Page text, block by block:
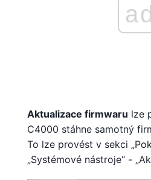
Aktualizace firmwaru lze
C4000 stáhne samotný
To lze provést v sekci
„Systémové nástroje“ -